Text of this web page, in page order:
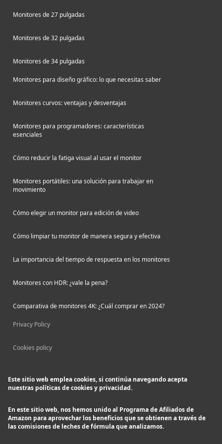
Monitores de 27 pulgadas
Monitores de 32 pulgadas
Monitores de 34 pulgadas
Monitores para diseño gráfico: lo que necesitas saber
Monitores curvos: ventajas y desventajas
Monitores para programadores: características
esenciales
Cómo reducir la fatiga visual al usar el monitor
Monitores portátiles: una solución para trabajar en
movimiento
Cómo elegir un monitor para edición de video
Cómo limpiar tu monitor de manera segura y efectiva
La importancia del tiempo de respuesta en los monitores
Monitores con HDR: ¿vale la pena?
Comparativa de monitores 4K: ¿Cuál comprar en 2024?
Privacy Policy
Cookies policy
Este sitio web emplea cookies, si continúa navegando acepta
nuestras políticas de cookies y privacidad.
En este sitio web, nos hemos unido al Programa de Afiliados de
Amazon para aprovechar los beneficios que se obtienen a través de
las comisiones de leches de fórmula que analizamos.